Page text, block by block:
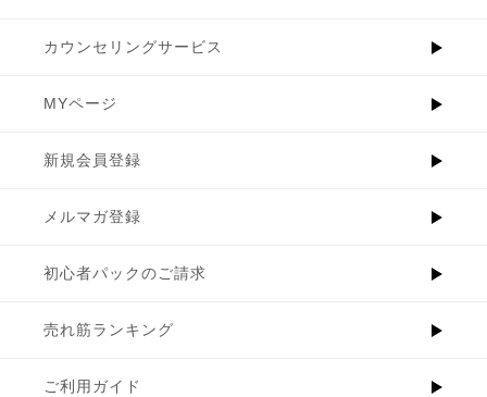
カウンセリングサービス
MYページ
新規会員登録
メルマガ登録
初心者パックのご請求
売れ筋ランキング
ご利用ガイド